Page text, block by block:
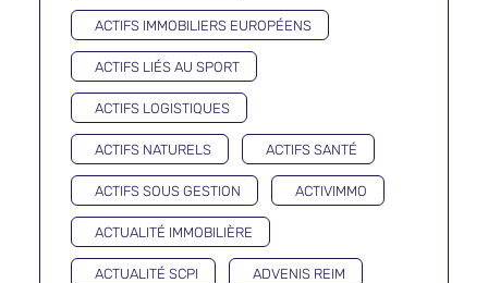
ACTIFS IMMOBILIERS EUROPÉENS
ACTIFS LIÉS AU SPORT
ACTIFS LOGISTIQUES
ACTIFS NATURELS ACTIFS SANTÉ
ACTIFS SOUS GESTION ACTIVIMMO
ACTUALITÉ IMMOBILIÈRE
ACTUALITÉ SCPI ADVENIS REIM